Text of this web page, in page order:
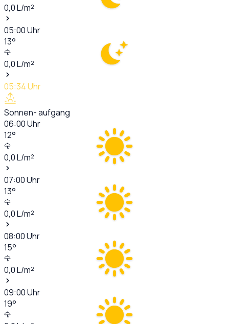
0,0L/m²
05:00Uhr
13°
0,0L/m²
05:34Uhr
Sonnen- aufgang
06:00Uhr
12°
0,0L/m²
07:00Uhr
13°
0,0L/m²
08:00Uhr
15°
0,0L/m²
09:00Uhr
19°